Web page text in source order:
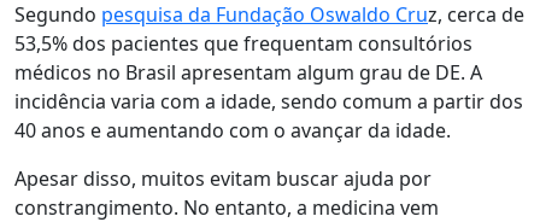
Segundo pesquisa da Fundação Oswaldo Cruz, cerca de
53,5% dos pacientes que frequentam consultórios
médicos no Brasil apresentam algum grau de DE. A
incidência varia com a idade, sendo comum a partir dos
40 anos e aumentando com o avançar da idade.
Apesar disso, muitos evitam buscar ajuda por
constrangimento. No entanto, a medicina vem